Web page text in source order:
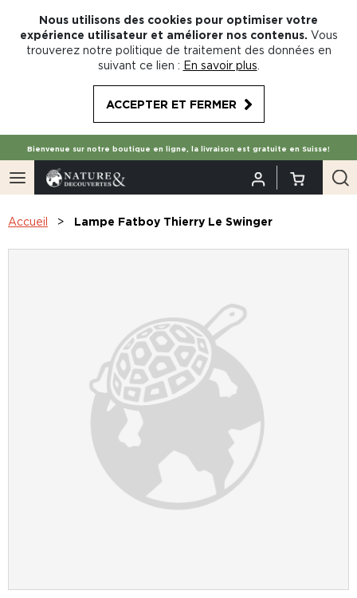
Nous utilisons des cookies pour optimiser votre
expérience utilisateur et améliorer nos contenus. Vous
trouverez notre politique de traitement des données en
suivant ce lien : En savoir plus
ACCEPTER ET FERMER
Bienvenue sur notre boutique en ligne, la livraison est gratuite en Suisse!
Accueil Lampe Fatboy Thierry Le Swinger